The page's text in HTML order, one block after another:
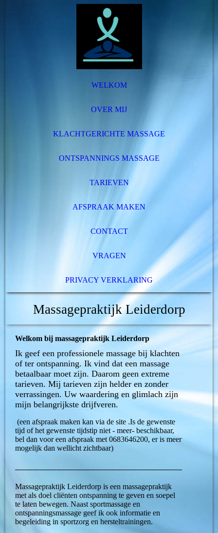
WELKOM
OVER MIJ
KLACHTGERICHTE MASSAGE
ONTSPANNINGS MASSAGE
TARIEVEN
AFSPRAAK MAKEN
CONTACT
VRAGEN
PRIVACY VERKLARING
Massagepraktijk Leiderdorp
Welkom bij massagepraktijk Leiderdorp
Ik geef een professionele massage bij klachten
of ter ontspanning. Ik vind dat een massage
betaalbaar moet zijn. Daarom geen extreme
tarieven. Mij tarieven zijn helder en zonder
verrassingen. Uw waardering en glimlach zijn
mijn belangrijkste drijfveren.
(een afspraak maken kan via de site .Is de gewenste
tijd of het gewenste tijdstip niet - meer- beschikbaar,
bel dan voor een afspraak met 0683646200, er is meer
mogelijk dan wellicht zichtbaar)
Massagepraktijk Leiderdorp is een massagepraktijk
met als doel cliënten ontspanning te geven en soepel
te laten bewegen. Naast sportmassage en
ontspanningsmassage geef ik ook informatie en
begeleiding in sportzorg en hersteltrainingen.